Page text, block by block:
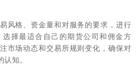
风格、资金量和对服务的要求，进行
择最适合自己的期货公司和佣金方
市场动态和交易所规则变化，确保对
知。